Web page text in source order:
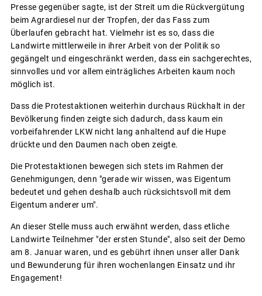
Presse gegenüber sagte, ist der Streit um die Rückvergütung
beim Agrardiesel nur der Tropfen, der das Fass zum
Überlaufen gebracht hat. Vielmehr ist es so, dass die
Landwirte mittlerweile in ihrer Arbeit von der Politik so
gegängelt und eingeschränkt werden, dass ein sachgerechtes,
sinnvolles und vor allem einträgliches Arbeiten kaum noch
möglich ist.
Dass die Protestaktionen weiterhin durchaus Rückhalt in der
Bevölkerung finden zeigte sich dadurch, dass kaum ein
vorbeifahrender LKW nicht lang anhaltend auf die Hupe
drückte und den Daumen nach oben zeigte.
Die Protestaktionen bewegen sich stets im Rahmen der
Genehmigungen, denn "gerade wir wissen, was Eigentum
bedeutet und gehen deshalb auch rücksichtsvoll mit dem
Eigentum anderer um".
An dieser Stelle muss auch erwähnt werden, dass etliche
Landwirte Teilnehmer "der ersten Stunde", also seit der Demo
am 8. Januar waren, und es gebührt ihnen unser aller Dank
und Bewunderung für ihren wochenlangen Einsatz und ihr
Engagement!